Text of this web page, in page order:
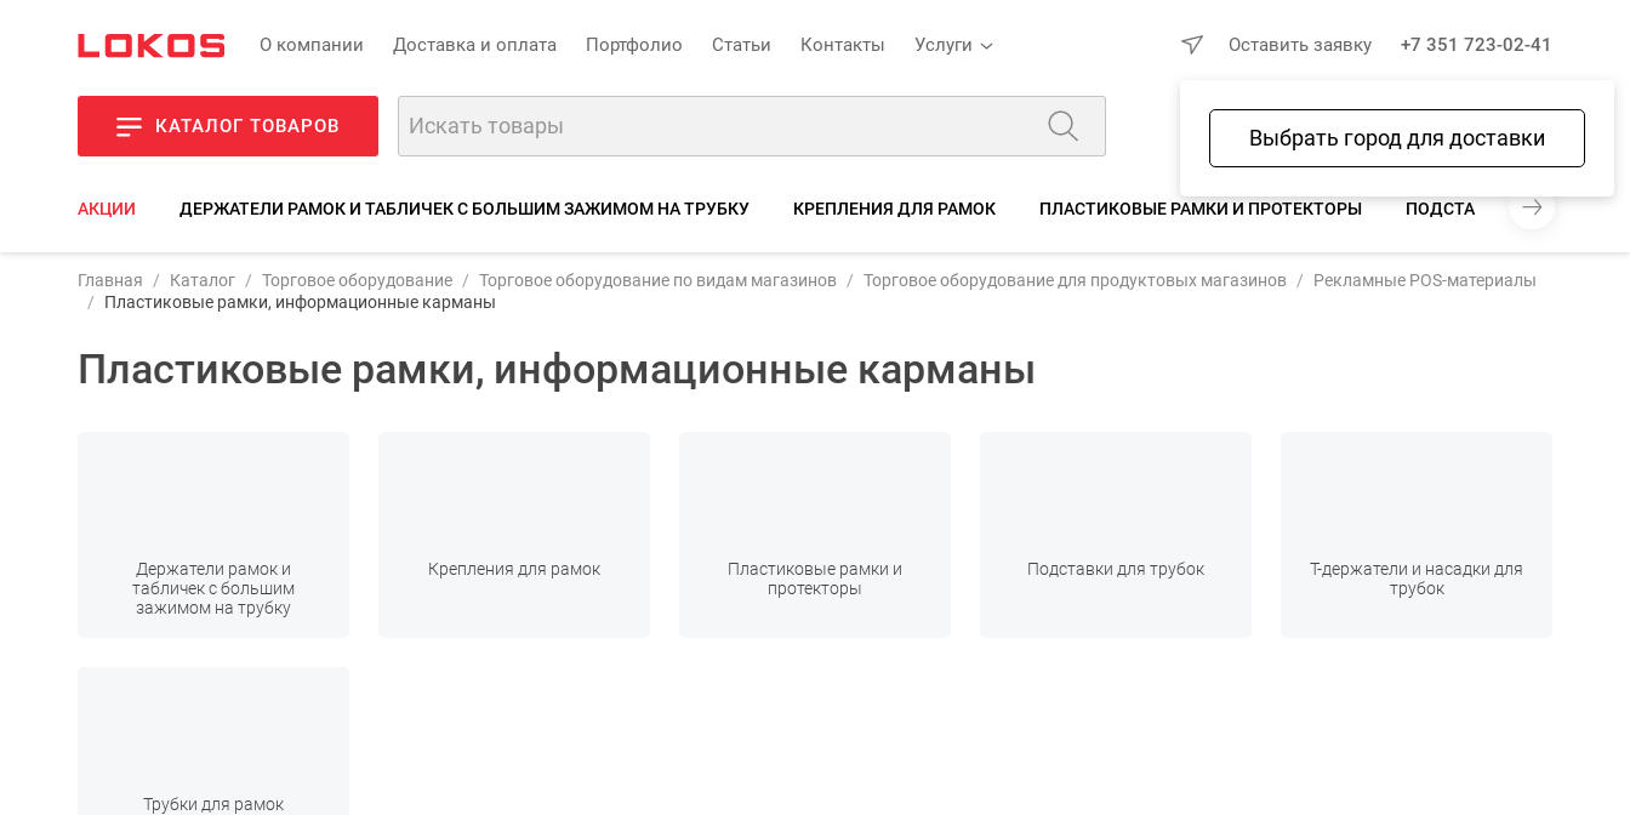
О компании Доставка и оплата Портфолио Статьи Контакты Услуги
Выбрать город для доставки
Оставить заявку +7 351 723-02-41
КАТАЛОГ ТОВАРОВ
Избранное Сравнение Корзина
АКЦИИ ДЕРЖАТЕЛИ РАМОК И ТАБЛИЧЕК С БОЛЬШИМ ЗАЖИМОМ НА ТРУБКУ КРЕПЛЕНИЯ ДЛЯ РАМОК ПЛАСТИКОВЫЕ РАМКИ И ПРОТЕКТОРЫ ПОДСТАВКИ ДЛЯ ТРУБОК
Главная Каталог Торговое оборудование Торговое оборудование по видам магазинов Торговое оборудование для продуктовых магазинов
Рекламные POS-материалы
Пластиковые рамки, информационные карманы
Пластиковые рамки, информационные карманы
Держатели рамок и
табличек с большим
зажимом на трубку
Крепления для рамок
Пластиковые рамки и
протекторы
Подставки для трубок
Т-держатели и насадки для
трубок
Трубки для рамок